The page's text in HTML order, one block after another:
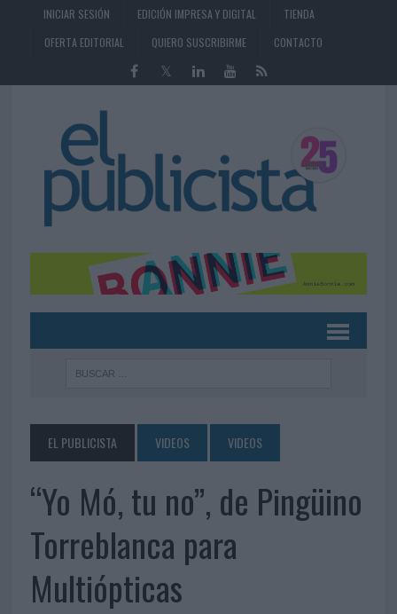
INICIAR SESIÓN EDICIÓN IMPRESA Y DIGITAL
TIENDA
OFERTA EDITORIAL
QUIERO SUSCRIBIRME CONTACTO
EL PUBLICISTA VIDEOS VIDEOS
“Yo Mó, tu no”, de Pingüino
Torreblanca para
Multiópticas